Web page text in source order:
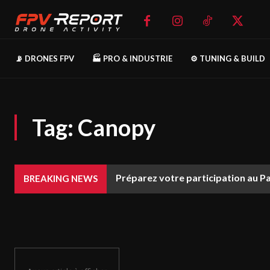
📡 DRONES FPV 🏭 PRO & INDUSTRIE ⚙️ TUNING & BUILD
Tag: Canopy
BREAKING NEWS Préparez votre participation au